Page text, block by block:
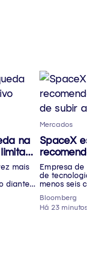
na
mais
diante
Mercados
SpaceX
de subir até
Empresa de
de tecnologia
menos seis
Bloomberg
Há 23 minutos